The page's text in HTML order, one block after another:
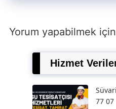
Yorum yapabilmek için
Hizmet
77 07